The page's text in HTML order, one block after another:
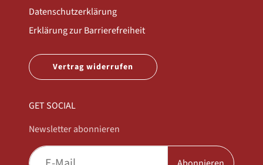
Datenschutzerklärung
Erklärung zur Barrierefreiheit
Vertrag widerrufen
GET SOCIAL
Newsletter abonnieren